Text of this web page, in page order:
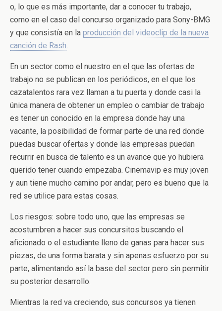
o, lo que es más importante, dar a conocer tu trabajo,
como en el caso del concurso organizado para Sony-BMG
y que consistía en la producción del videoclip de la nueva
canción de Rash.
En un sector como el nuestro en el que las ofertas de
trabajo no se publican en los periódicos, en el que los
cazatalentos rara vez llaman a tu puerta y donde casi la
única manera de obtener un empleo o cambiar de trabajo
es tener un conocido en la empresa donde hay una
vacante, la posibilidad de formar parte de una red donde
puedas buscar ofertas y donde las empresas puedan
recurrir en busca de talento es un avance que yo hubiera
querido tener cuando empezaba. Cinemavip es muy joven
y aun tiene mucho camino por andar, pero es bueno que la
red se utilice para estas cosas.
Los riesgos: sobre todo uno, que las empresas se
acostumbren a hacer sus concursitos buscando el
aficionado o el estudiante lleno de ganas para hacer sus
piezas, de una forma barata y sin apenas esfuerzo por su
parte, alimentando así la base del sector pero sin permitir
su posterior desarrollo.
Mientras la red va creciendo, sus concursos ya tienen